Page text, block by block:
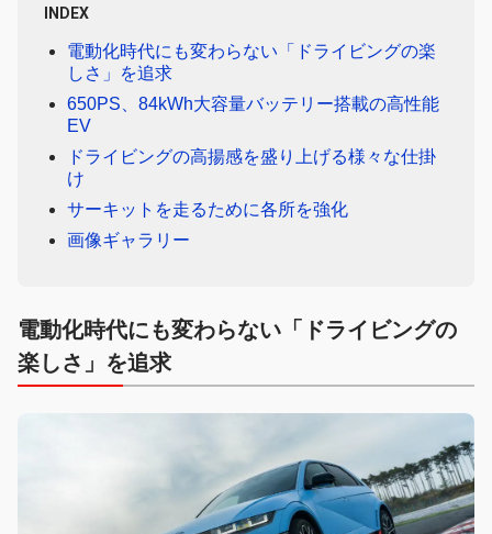
INDEX
電動化時代にも変わらない「ドライビングの楽
しさ」を追求
650PS、84kWh大容量バッテリー搭載の高性能
EV
ドライビングの高揚感を盛り上げる様々な仕掛
け
サーキットを走るために各所を強化
画像ギャラリー
電動化時代にも変わらない「ドライビングの
楽しさ」を追求